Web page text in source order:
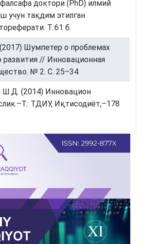
доктори (PhD) илмий
учун тақдим этилган
Т.:61 б.
Шумпетер о проблемах
развития // Инновационная
№ 2. С. 25–34.
Ш.Д. (2014) Инновацион
ТДИУ, Иқтисодиёт,–178